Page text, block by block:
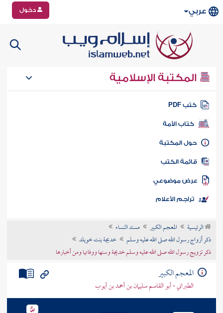
عربي دخول
المكتبة الإسلامية
كتب PDF
كتاب الأمة
المكتبة
الكتب
موضوعي
تراجم الأعلام
الرئيسية المعجم الكبير
مسند النساء
ذكر أزواج رسول الله صلى الله عليه وسلم
خديجة بنت خويلد
ذكر تزويج رسول الله صلى الله عليه وسلم خديجة وسنها ووفاتها ومن أخبارها
المعجم الكبير
الطبراني - أبو القاسم سليمان بن أحمد بن أيوب